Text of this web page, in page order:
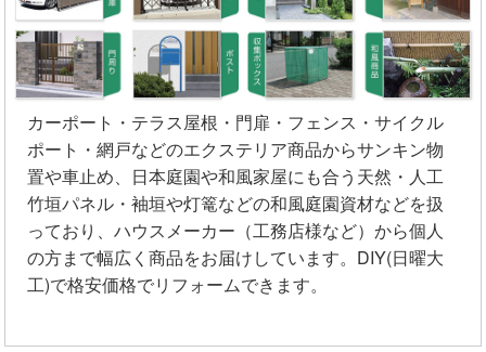
カーポート・テラス屋根・門扉・フェンス・サイクル
ポート・網戸などのエクステリア商品からサンキン物
置や車止め、日本庭園や和風家屋にも合う天然・人工
竹垣パネル・袖垣や灯篭などの和風庭園資材などを扱
っており、ハウスメーカー（工務店様など）から個人
の方まで幅広く商品をお届けしています。DIY(日曜大
工)で格安価格でリフォームできます。